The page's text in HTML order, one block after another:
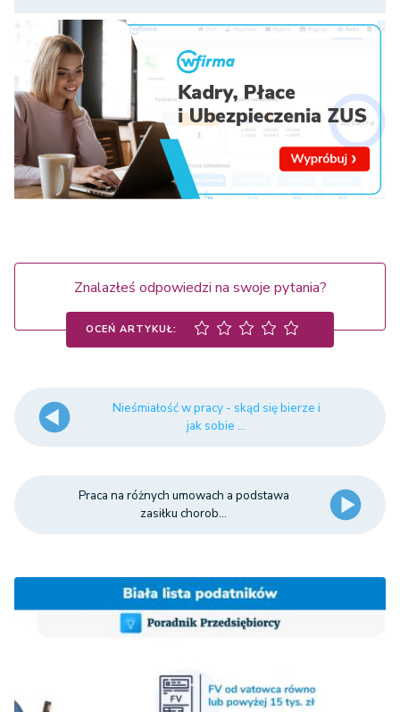
Znalazłeś odpowiedzi na swoje pytania?
OCEŃ ARTYKUŁ:
Nieśmiałość w pracy - skąd się bierze i
jak sobie ...
Praca na różnych umowach a podstawa
zasiłku chorob...